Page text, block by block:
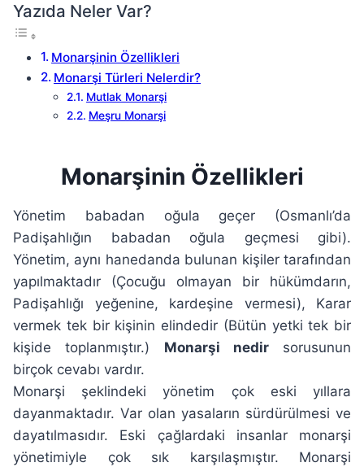
Yazıda Neler Var?
Monarşinin Özellikleri
Monarşi Türleri Nelerdir?
Mutlak Monarşi
Meşru Monarşi
Monarşinin Özellikleri
Yönetim babadan oğula geçer (Osmanlı’da
Padişahlığın babadan oğula geçmesi gibi).
Yönetim, aynı hanedanda bulunan kişiler tarafından
yapılmaktadır (Çocuğu olmayan bir hükümdarın,
Padişahlığı yeğenine, kardeşine vermesi), Karar
vermek tek bir kişinin elindedir (Bütün yetki tek bir
kişide toplanmıştır.) Monarşi nedirsorusunun
birçok cevabı vardır.
Monarşi şeklindeki yönetim çok eski yıllara
dayanmaktadır. Var olan yasaların sürdürülmesi ve
dayatılmasıdır. Eski çağlardaki insanlar monarşi
yönetimiyle çok sık karşılaşmıştır. Monarşi